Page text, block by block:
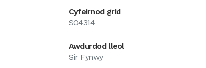
Cyfeirnod grid
SO4314
Awdurdod lleol
Sir Fynwy